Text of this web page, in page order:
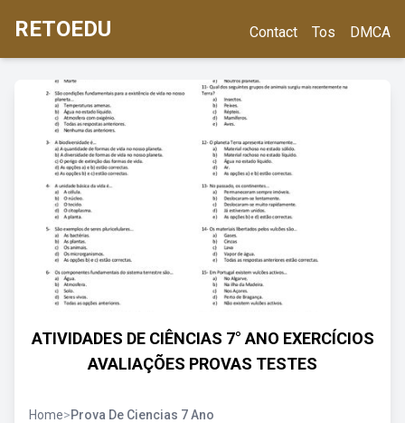
RETOEDU Contact Tos DMCA
ATIVIDADES DE CIÊNCIAS 7° ANO EXERCÍCIOS
AVALIAÇÕES PROVAS TESTES
Home>Prova De Ciencias 7 Ano